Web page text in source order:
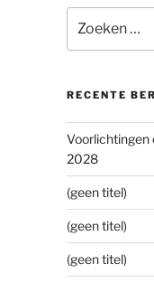
naar:
RECENTE
Voorlichtingen
2028
(geen titel)
(geen titel)
(geen titel)